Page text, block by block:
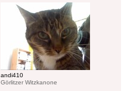
andi410
Görlitzer Witzkanone